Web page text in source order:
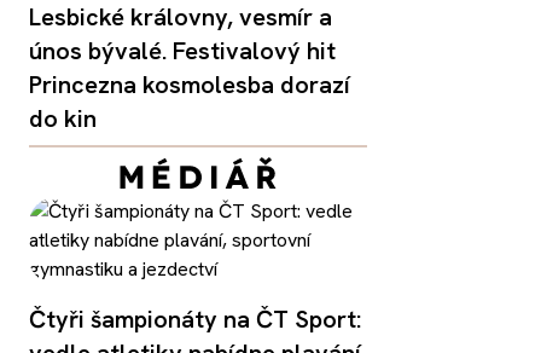
Lesbické královny, vesmír a
únos bývalé. Festivalový hit
Princezna kosmolesba dorazí
do kin
Čtyři šampionáty na ČT Sport: